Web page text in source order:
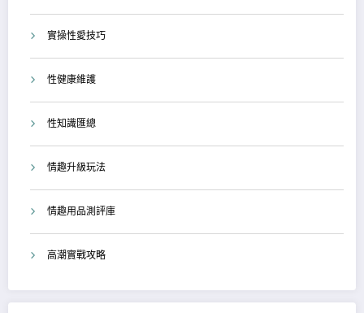
實操性愛技巧
性健康維護
性知識匯總
情趣升級玩法
情趣用品測評庫
高潮實戰攻略